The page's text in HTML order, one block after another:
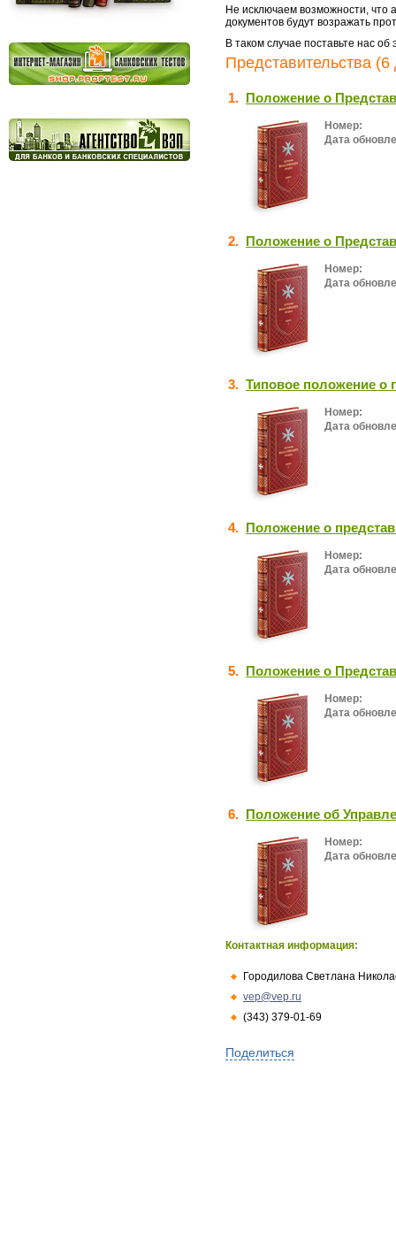
Не исключаем возможности, что
документов будут возражать
В таком случае поставьте нас
Представительства (6
1. Положение о
Номер:
Дата
2. Положение о
Номер:
Дата
3. Типовое положение о
Номер:
Дата
4. Положение о
Номер:
Дата
5. Положение о
Номер:
Дата
6. Положение об
Номер:
Дата
Контактная информация:
Городилова Светлана
vep@vep.ru
(343) 379-01-69
Поделиться